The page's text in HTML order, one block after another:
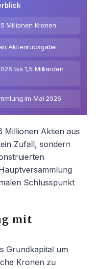
Millionen Kronen
Aktienrückgabe
bis 1,5 Milliarden
im Mai 2026
Millionen Aktien aus
Zufall, sondern
Schlusspunkt
mit
Grundkapital um
Kronen zu